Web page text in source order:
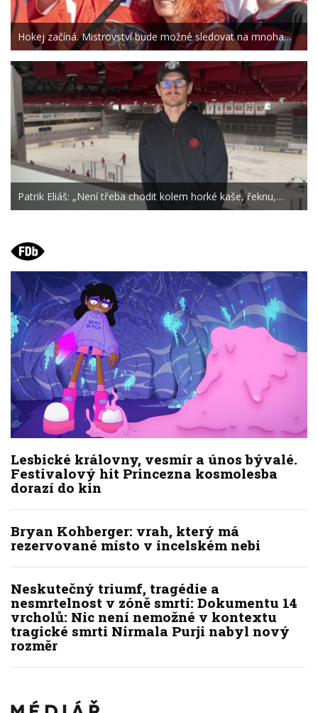
Hokej začíná. Mistrovství bude možné sledovat na mnoha…
Patrik Eliáš: „Není třeba chodit kolem horké kaše, řeknu,…
Lesbické královny, vesmír a únos bývalé.
Festivalový hit Princezna kosmolesba
dorazí do kin
Bryan Kohberger: vrah, který má
rezervované místo v incelském nebi
Neskutečný triumf, tragédie a
nesmrtelnost v zóně smrti: Dokumentu 14
vrcholů: Nic není nemožné v kontextu
tragické smrti Nirmala Purji nabyl nový
rozměr